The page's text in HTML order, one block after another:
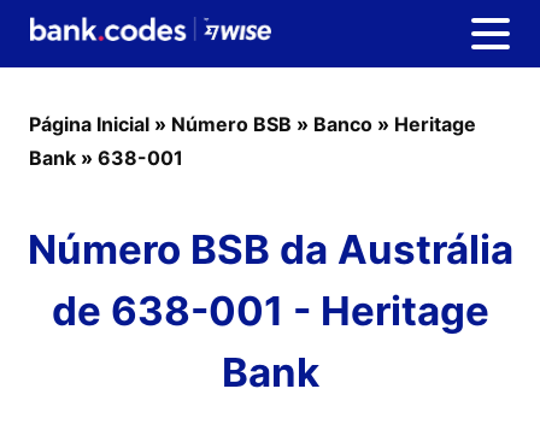
Página Inicial » Número BSB » Banco » Heritage
Bank » 638-001
Número BSB da Austrália
de 638-001 - Heritage
Bank